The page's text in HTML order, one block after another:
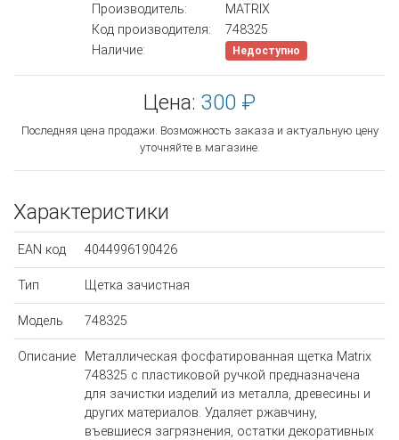
Производитель:
MATRIX
Код производителя:
748325
Наличие:
Недоступно
Цена: 300 ₽
Последняя цена продажи. Возможность заказа и актуальную цену
уточняйте в магазине.
Характеристики
EAN код 4044996190426
Тип Щетка зачистная
Модель 748325
Описание
Металлическая фосфатированная щетка Matrix
748325 с пластиковой ручкой предназначена
для зачистки изделий из металла, древесины и
других материалов. Удаляет ржавчину,
въевшиеся загрязнения, остатки декоративных